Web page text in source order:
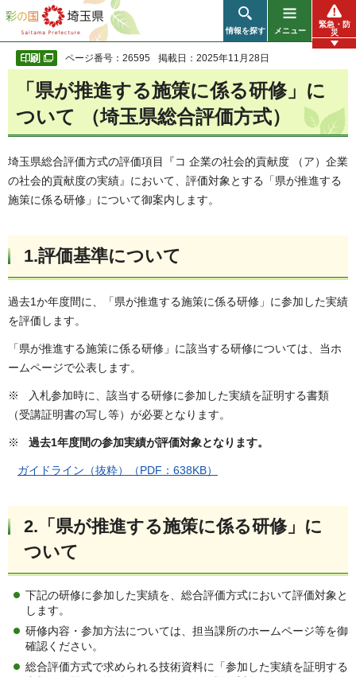
彩の国 埼玉県
情報を探す メニュー
緊急・防
災
ページ番号：26595 掲載日：2025年11月28日
「県が推進する施策に係る研修」に
ついて （埼玉県総合評価方式）
埼玉県総合評価方式の評価項目『コ 企業の社会的貢献度 （ア）企業
の社会的貢献度の実績』において、評価対象とする「県が推進する
施策に係る研修」について御案内します。
1.評価基準について
過去1か年度間に、「県が推進する施策に係る研修」に参加した実績
を評価します。
「県が推進する施策に係る研修」に該当する研修については、当ホ
ームページで公表します。
※ 入札参加時に、該当する研修に参加した実績を証明する書類
（受講証明書の写し等）が必要となります。
※ 過去1年度間の参加実績が評価対象となります。
ガイドライン（抜粋）（PDF：638KB）
2.「県が推進する施策に係る研修」に
ついて
下記の研修に参加した実績を、総合評価方式において評価対象と
します。
研修内容・参加方法については、担当課所のホームページ等を御
確認ください。
総合評価方式で求められる技術資料に「参加した実績を証明する